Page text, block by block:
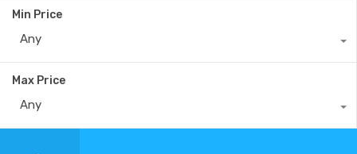
Min Price
Any
Max Price
Any